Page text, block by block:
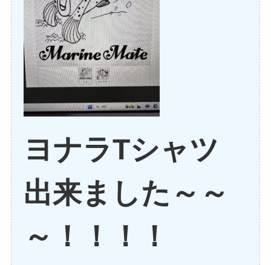
ヨナラTシャツ
出来ました～～
～！！！！